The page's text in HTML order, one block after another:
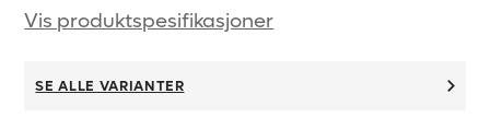
Vis produktspesifikasjoner
SE ALLE VARIANTER